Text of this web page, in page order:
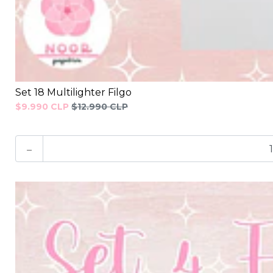
Set 18 Multilighter Filgo
$9.990 CLP $12.990 CLP
-